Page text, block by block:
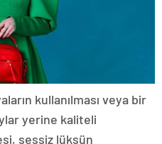
kullanılması veya bir
yerine kaliteli
sessiz lüksün